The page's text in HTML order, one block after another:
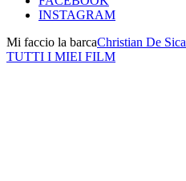
INSTAGRAM
Mi faccio la barcaChristian De Sica
TUTTI I MIEI FILM